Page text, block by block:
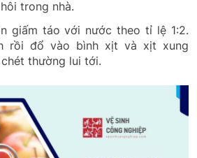
trong nhà.
giấm táo với nước theo tỉ lệ 1:2.
rồi đổ vào bình xịt và xịt xung
thường lui tới.